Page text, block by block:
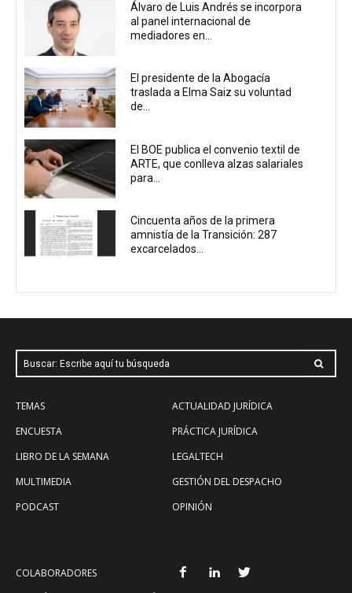
Álvaro de Luis Andrés se incorpora
al panel internacional de
mediadores en...
El presidente de la Abogacía
traslada a Elma Saiz su voluntad
de...
El BOE publica el convenio textil de
ARTE, que conlleva alzas salariales
para...
Cincuenta años de la primera
amnistía de la Transición: 287
excarcelados...
Buscar: Escribe aquí tu búsqueda
TEMAS
ENCUESTA
LIBRO DE LA SEMANA
MULTIMEDIA
PODCAST
ACTUALIDAD JURÍDICA
PRÁCTICA JURÍDICA
LEGALTECH
GESTIÓN DEL DESPACHO
OPINIÓN
COLABORADORES